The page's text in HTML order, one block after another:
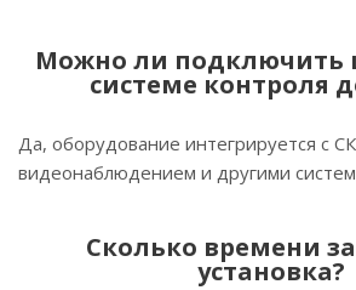
Можно ли подключить
системе контроля
Да, оборудование интегрируется с
видеонаблюдением и другими
Сколько времени
установка?